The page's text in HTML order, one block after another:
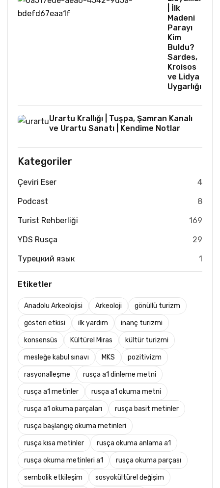
| İlk
Madeni
Parayı
Kim
Buldu?
Sardes,
Kroisos
ve Lidya
Uygarlığı
Urartu Krallığı | Tuşpa, Şamran Kanalı
ve Urartu Sanatı | Kendime Notlar
Kategoriler
Çeviri Eser 4
Podcast 8
Turist Rehberliği 169
YDS Rusça 29
Турецкий язык 1
Etiketler
Anadolu Arkeolojisi Arkeoloji gönüllü turizm
gösteri etkisi ilk yardım inanç turizmi
konsensüs Kültürel Miras kültür turizmi
mesleğe kabul sınavı MKS pozitivizm
rasyonalleşme rusça a1 dinleme metni
rusça a1 metinler rusça a1 okuma metni
rusça a1 okuma parçaları rusça basit metinler
rusça başlangıç okuma metinleri
rusça kısa metinler rusça okuma anlama a1
rusça okuma metinleri a1 rusça okuma parçası
sembolik etkileşim sosyokültürel değişim